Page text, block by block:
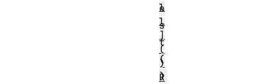
e
s
t
(
)
l
l
]
(
)
R